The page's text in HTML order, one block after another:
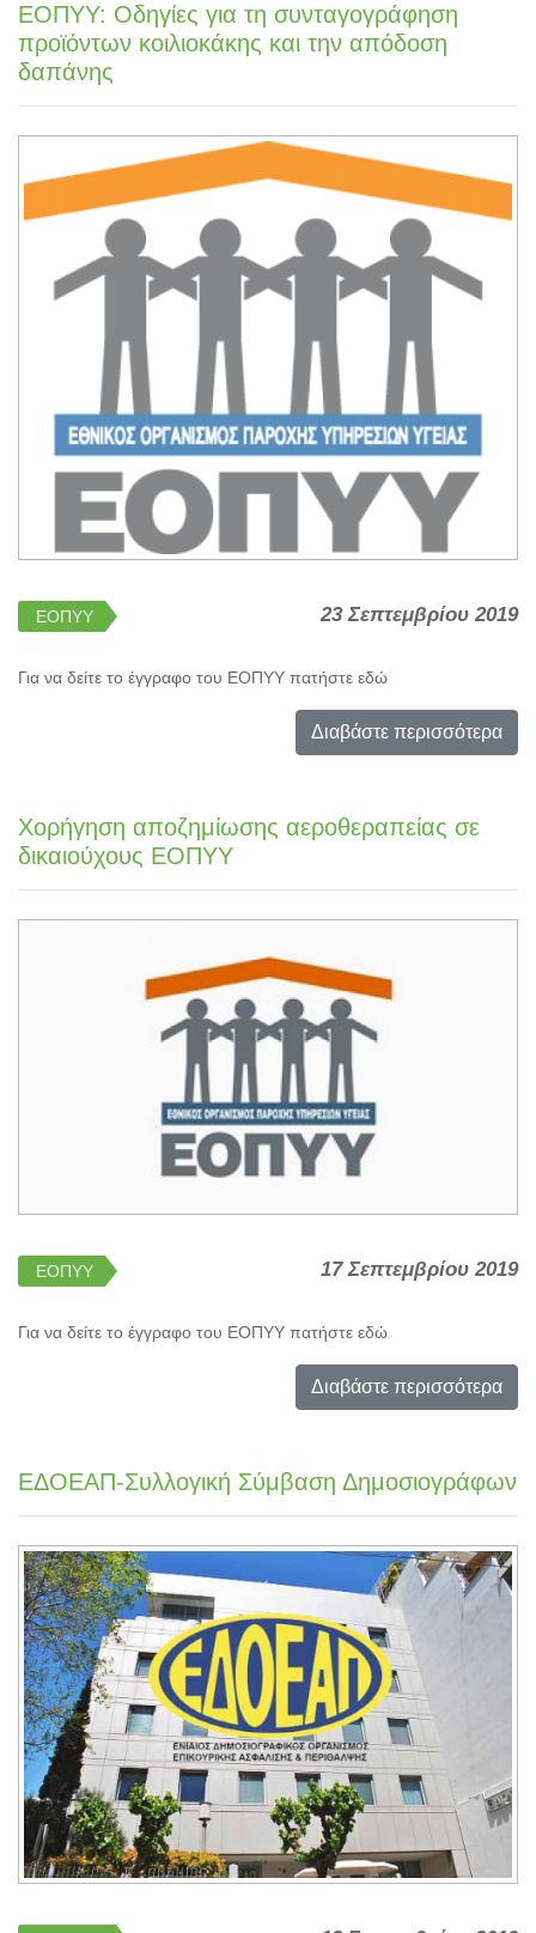
ΕΟΠΥΥ: Οδηγίες για τη συνταγογράφηση
προϊόντων κοιλιοκάκης και την απόδοση
δαπάνης
ΕΟΠΥΥ 23 Σεπτεμβρίου 2019
Για να δείτε το έγγραφο του ΕΟΠΥΥ πατήστε εδώ
Διαβάστε περισσότερα
Χορήγηση αποζημίωσης αεροθεραπείας σε
δικαιούχους ΕΟΠΥΥ
ΕΟΠΥΥ 17 Σεπτεμβρίου 2019
Για να δείτε το έγγραφο του ΕΟΠΥΥ πατήστε εδώ
Διαβάστε περισσότερα
ΕΔΟΕΑΠ-Συλλογική Σύμβαση Δημοσιογράφων